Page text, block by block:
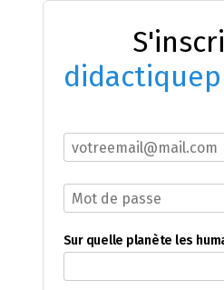
Sur quelle planète les